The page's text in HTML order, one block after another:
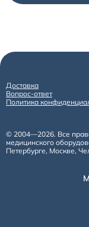
Доставка
Вопрос-ответ
Политика
© 2004—2026. Все
медицинского
Петербурге, Москве,